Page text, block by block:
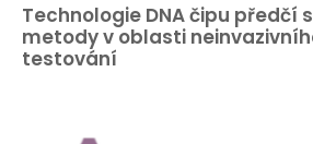
Technologie DNA čipu předčí
metody v oblasti
testování